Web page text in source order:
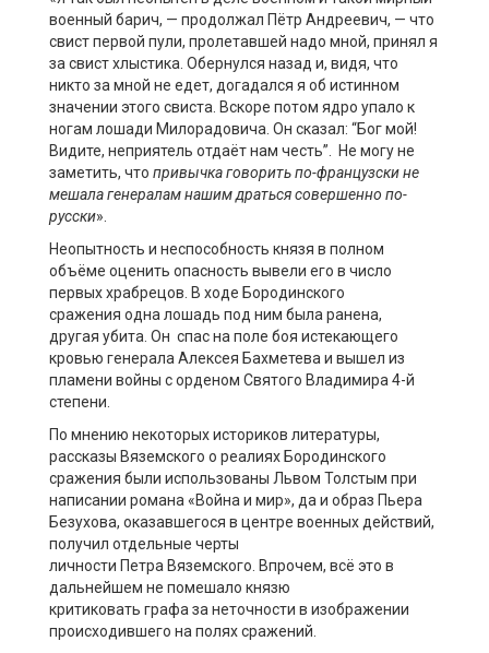
военный барич, — продолжал Пётр Андреевич, — что
свист первой пули, пролетавшей надо мной, принял я
за свист хлыстика. Обернулся назад и, видя, что
никто за мной не едет, догадался я об истинном
значении этого свиста. Вскоре потом ядро упало к
ногам лошади Милорадовича. Он сказал: “Бог мой!
Видите, неприятель отдаёт нам честь”. Не могу не
заметить, что привычка говорить по-французски не
мешала генералам нашим драться совершенно по-
русски».
Неопытность и неспособность князя в полном
объёме оценить опасность вывели его в число
первых храбрецов. В ходе Бородинского
сражения одна лошадь под ним была ранена,
другая убита. Он спас на поле боя истекающего
кровью генерала Алексея Бахметеваи вышел из
пламени войны с орденом Святого Владимира 4-й
степени.
По мнению некоторых историков литературы,
рассказы Вяземского о реалиях Бородинского
сражения были использованы Львом Толстым при
написании романа «Война и мир», да и образ Пьера
Безухова, оказавшегося в центре военных действий,
получил отдельные черты
личности Петра Вяземского. Впрочем, всё это в
дальнейшем не помешало князю
критиковать графаза неточности в изображении
происходившего на полях сражений.